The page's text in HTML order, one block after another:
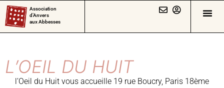
Association
d’Anvers
aux Abbesses
L’OEIL DU HUIT
l’Oeil du Huit vous accueille 19 rue Boucry, Paris 18ème